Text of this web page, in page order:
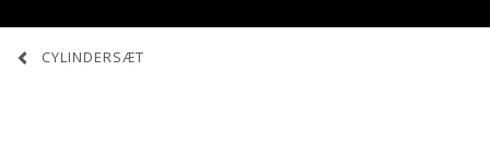
CYLINDERSÆT